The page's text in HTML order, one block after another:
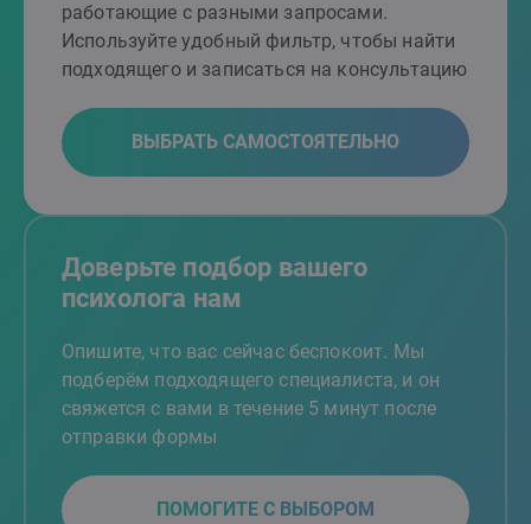
работающие с разными запросами.
Используйте удобный фильтр, чтобы найти
подходящего и записаться на консультацию
ВЫБРАТЬ САМОСТОЯТЕЛЬНО
Доверьте подбор вашего
психолога нам
Опишите, что вас сейчас беспокоит. Мы
подберём подходящего специалиста, и он
свяжется с вами в течение 5 минут после
отправки формы
ПОМОГИТЕ С ВЫБОРОМ